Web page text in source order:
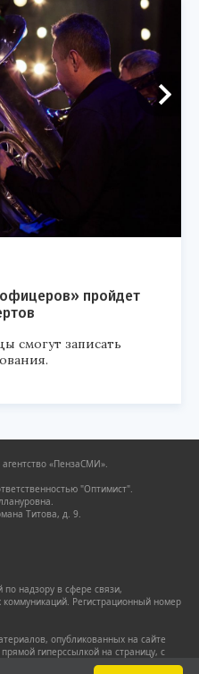
пройдет
смогут записать
«ПензаСМИ».
"Оптимист".
Титова, д. 9.
надзору в сфере связи,
Регистрационный номер
опубликованных на сайте
гиперссылкой на страницу, с
должна размещаться